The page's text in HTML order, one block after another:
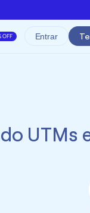
UTMs
OFF Entrar